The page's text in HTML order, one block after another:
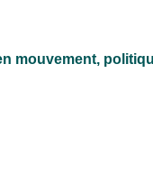
mouvement,